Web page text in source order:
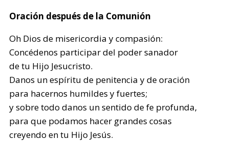
Oración después de la Comunión
Oh Dios de misericordia y compasión:
Concédenos participar del poder sanador
de tu Hijo Jesucristo.
Danos un espíritu de penitencia y de oración
para hacernos humildes y fuertes;
y sobre todo danos un sentido de fe profunda,
para que podamos hacer grandes cosas
creyendo en tu Hijo Jesús.